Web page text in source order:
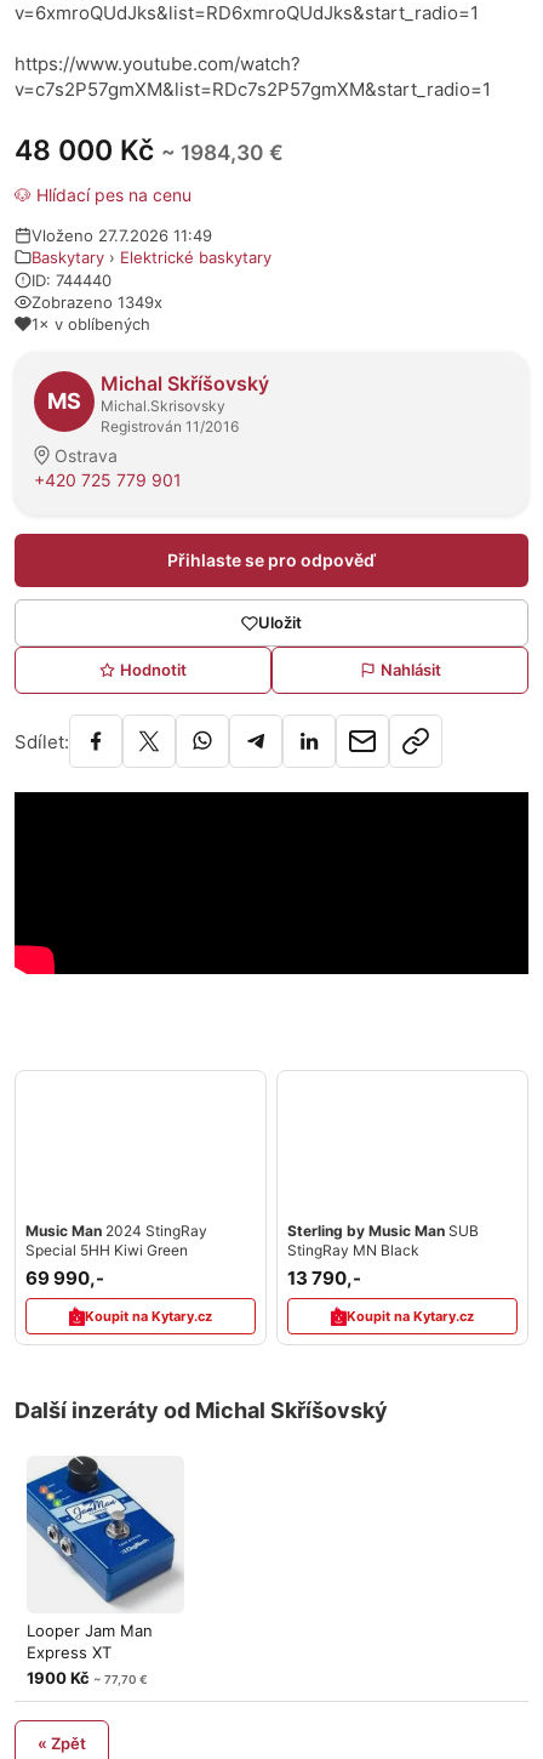
48 000 Kč ~ 1984,30 €
🐶 Hlídací pes na cenu
Vloženo 27.7.2026 11:49
Baskytary › Elektrické baskytary
ID: 744440
Zobrazeno 1349x
1× v oblíbených
O prodejci
MS
Michal Skříšovský
Michal.Skrisovsky
Registrován 11/2016
Ostrava
+420 725 779 901
Přihlaste se pro odpověď
Uložit
Hodnotit Nahlásit
Sdílet:
v=6xmroQUdJks&list=RD6xmroQUdJks&start_radio=1
https://www.youtube.com/watch?
v=c7s2P57gmXM&list=RDc7s2P57gmXM&start_radio=1
Music Man 2024 StingRay
Special 5HH Kiwi Green
69 990,-
Koupit na Kytary.cz
Sterling by Music Man SUB
StingRay MN Black
13 790,-
Koupit na Kytary.cz
Další inzeráty od Michal Skříšovský
Looper Jam Man
Express XT
1900 Kč ~ 77,70 €
« Zpět